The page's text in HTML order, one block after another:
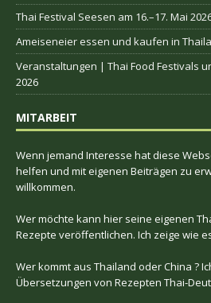
Thai Festival Seesen am 16.–17. Mai
Ameiseneier essen und kaufen in
Veranstaltungen | Thai Food Festivals
2026
MITARBEIT
Wenn jemand Interesse hat diese
helfen und mit eigenen Beiträgen zu
willkommen.
Wer möchte kann hier seine eigenen
Rezepte veröffentlichen. Ich zeige wie
Wer kommt aus Thailand oder China ?
Übersetzungen von Rezepten Thai-